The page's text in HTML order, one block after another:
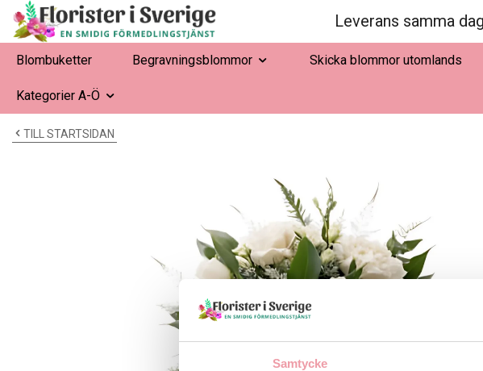
Samtycke
Leverans samma
Blombuketter Begravningsblommor Skicka blommor utomlands
Kategorier A-Ö
TILL STARTSIDAN